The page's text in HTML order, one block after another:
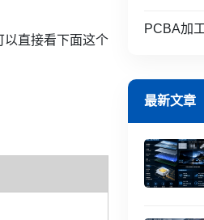
以直接看下面这个
PCBA加
最新文章